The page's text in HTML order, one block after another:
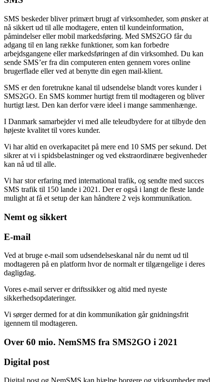
SMS beskeder bliver primært brugt af virksomheder, som ønsker at
nå sikkert ud til alle modtagere, enten til kundeinformation,
påmindelser eller mobil markedsføring. Med SMS2GO får du
adgang til en lang række funktioner, som kan forbedre
arbejdsgangene eller markedsføringen af din virksomhed. Du kan
sende SMS’er fra din computeren enten gennem vores online
brugerflade eller ved at benytte din egen mail-klient.
SMS er den foretrukne kanal til udsendelse blandt vores kunder i
SMS2GO. En SMS kommer hurtigt frem til modtageren og bliver
hurtigt læst. Den kan derfor være ideel i mange sammenhænge.
I Danmark samarbejder vi med alle teleudbydere for at tilbyde den
højeste kvalitet til vores kunder.
Vi har altid en overkapacitet på mere end 10 SMS per sekund. Det
sikrer at vi i spidsbelastninger og ved ekstraordinære begivenheder
kan nå ud til alle.
Vi har stor erfaring med international trafik, og sendte med succes
SMS trafik til 150 lande i 2021. Der er også i langt de fleste lande
mulight at få et setup der kan håndtere 2 vejs kommunikation.
Nemt og sikkert
E-mail
Ved at bruge e-mail som udsendelseskanal når du nemt ud til
modtageren på en platform hvor de normalt er tilgængelige i deres
dagligdag.
Vores e-mail server er driftssikker og altid med nyeste
sikkerhedsopdateringer.
Vi sørger dermed for at din kommunikation går gnidningsfrit
igennem til modtageren.
Over 60 mio. NemSMS fra SMS2GO i 2021
Digital post